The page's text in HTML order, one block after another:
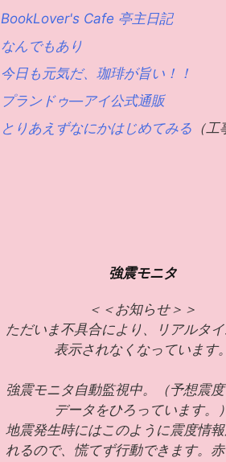
BookLover's Cafe 亭主日記
なんでもあり
今日も元気だ、珈琲が旨い！！
プランドゥ―アイ公式通販
とりあえずなにかはじめてみる （工
強震モニタ
＜＜お知らせ＞＞
ただいま不具合により、リアルタ
表示されなくなっています。
強震モニタ自動監視中。（予想震
データをひろっています。）
地震発生時にはこのように震度情
れるので、慌てず行動できます。